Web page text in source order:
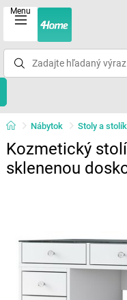
Menu
Nábytok Stoly a
Kozmetický
sklenenou